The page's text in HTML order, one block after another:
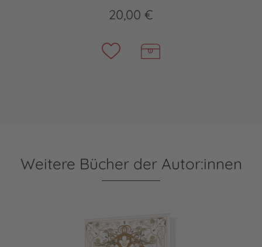
20,00 €
Weitere Bücher der Autor:innen